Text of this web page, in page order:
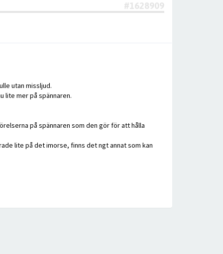
#1628909
utan missljud.
lite mer på spännaren.
på spännaren som den gör för att hålla
lite på det imorse, finns det ngt annat som kan